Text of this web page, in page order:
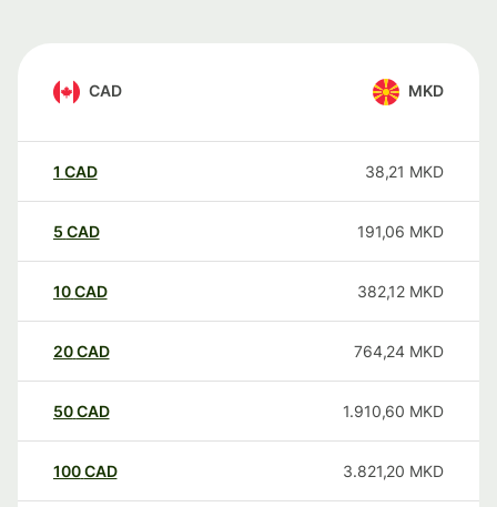
CAD MKD
1 CAD 38,21 MKD
5 CAD 191,06 MKD
10CAD 382,12 MKD
20CAD 764,24 MKD
50CAD 1.910,60 MKD
100CAD 3.821,20 MKD